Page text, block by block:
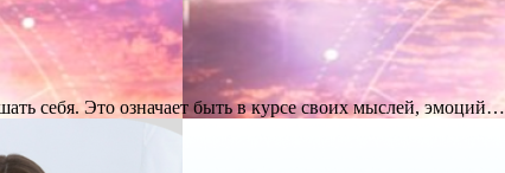
себя. Это означает быть в курсе своих мыслей, эмоций…